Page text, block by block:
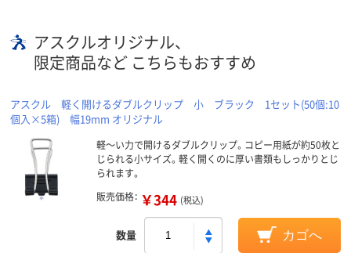
アスクルオリジナル、
限定商品など こちらもおすすめ
アスクル 軽く開けるダブルクリップ 小 ブラック 1セット(50個:10
個入×5箱) 幅19mm オリジナル
軽～い力で開けるダブルクリップ。コピー用紙が約50枚と
じられる小サイズ。軽く開くのに厚い書類もしっかりとじ
られます。
販売価格： ￥344 (税込)
数量 カゴへ